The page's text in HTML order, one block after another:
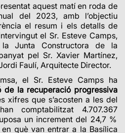
aquest matí en roda de
del 2023, amb l’objectiu
el resum i els detalls de
el Sr. Esteve Camps,
Junta Constructora de la
pel Sr. Xavier Martínez,
Faulí, Arquitecte Director.
el Sr. Esteve Camps ha
de la recuperació progressiva
xifres que s’acosten a les del
comptabilitzat 4.707.367
un increment del 24,7 %
què van entrar a la Basílica